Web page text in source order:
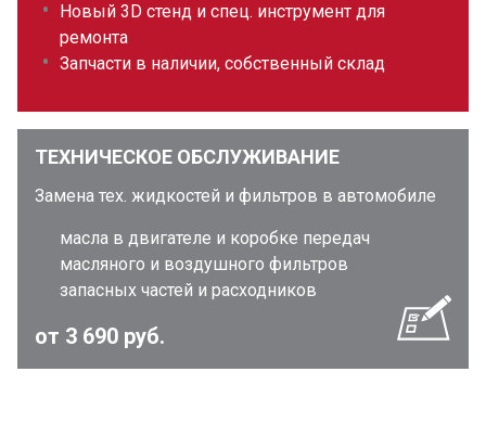
Новый 3D стенд и спец. инструмент для
ремонта
Запчасти в наличии, собственный склад
ТЕХНИЧЕСКОЕ ОБСЛУЖИВАНИЕ
Замена тех. жидкостей и фильтров в автомобиле
масла в двигателе и коробке передач
масляного и воздушного фильтров
запасных частей и расходников
от 3 690 руб.